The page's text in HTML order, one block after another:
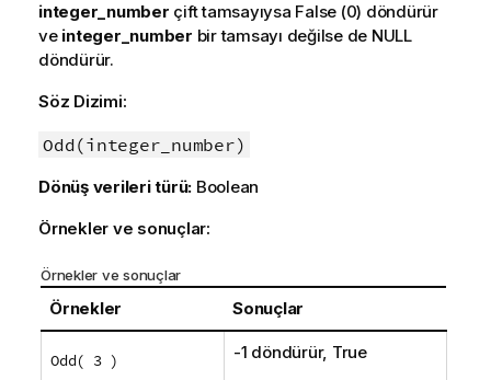
integer_number çift tamsayıysa False (0) döndürür
ve integer_number bir tamsayı değilse de NULL
döndürür.
Söz Dizimi:
Odd(integer_number)
Dönüş verileri türü: Boolean
Örnekler ve sonuçlar:
Örnekler ve sonuçlar
Örnekler Sonuçlar
Odd( 3 ) -1 döndürür, True